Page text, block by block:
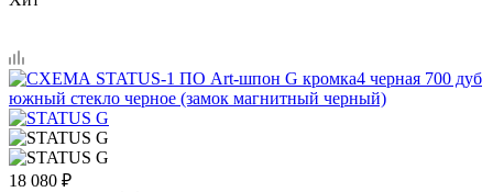
18 080 ₽